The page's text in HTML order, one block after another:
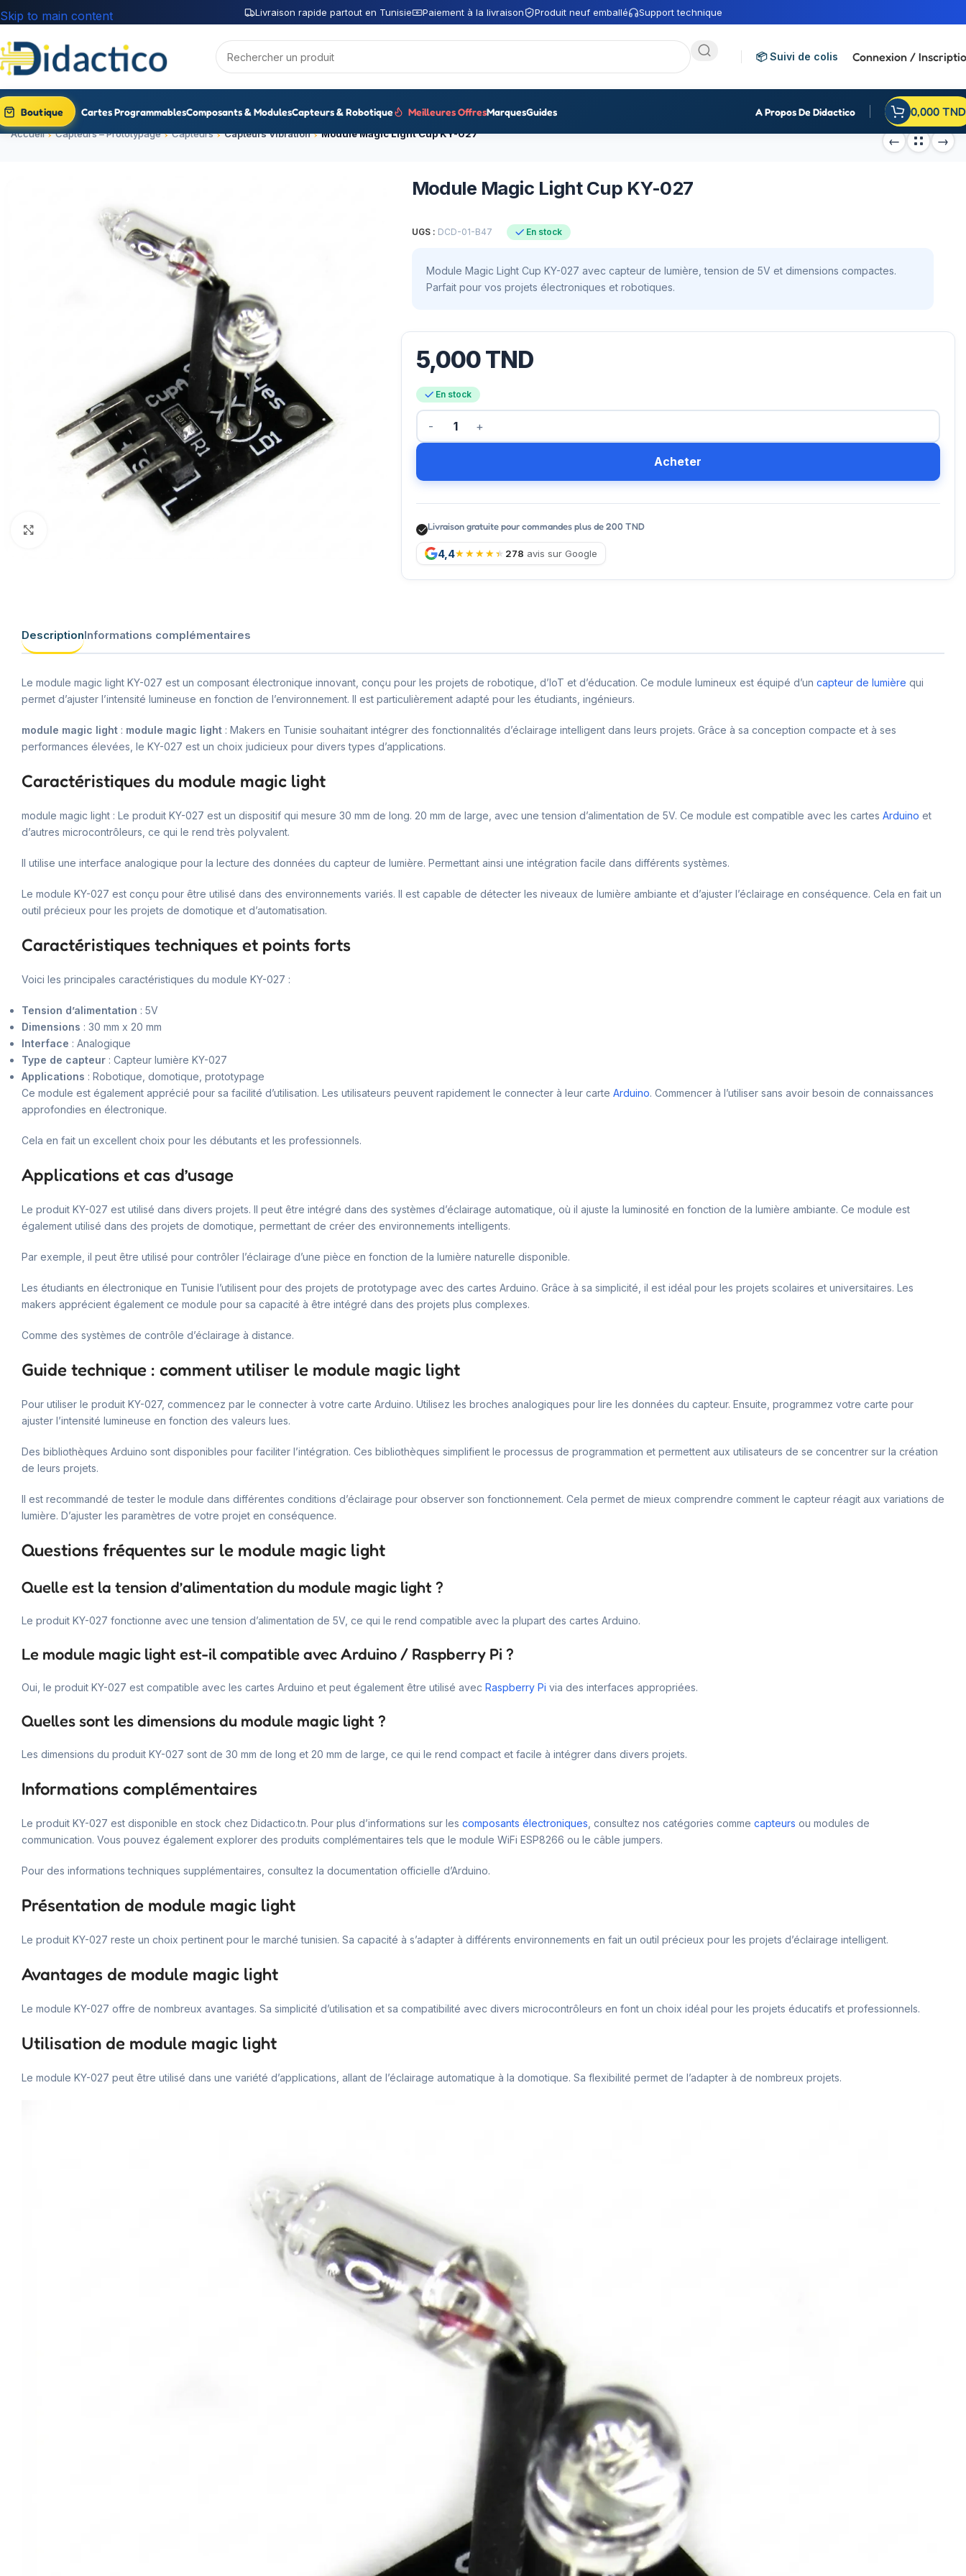
Livraison rapide partout en Tunisie Paiement à la livraison Produit neuf emballé Support technique
Skip to main content
📦 Suivi de colis Connexion /
Boutique Cartes ProgrammablesComposants & ModulesCapteurs & Robotique Meilleures OffresMarquesGuides A Propos De Didactico 0,000 TND
Accueil Capteurs – Prototypage Capteurs Capteurs Vibration Module Magic Light Cup KY-027
Module Magic Light Cup KY-027
UGS : DCD-01-B47 En stock
Module Magic Light Cup KY-027 avec capteur de lumière, tension de 5V et dimensions compactes.
Parfait pour vos projets électroniques et robotiques.
5,000TND
En stock
Acheter
Livraison gratuite pour commandes plus de 200 TND
4,4 278 avis sur Google
DescriptionInformations complémentaires
Le module magic light KY-027 est un composant électronique innovant, conçu pour les projets de robotique, d’IoT et d’éducation. Ce module lumineux est équipé d’un capteur de lumière qui
permet d’ajuster l’intensité lumineuse en fonction de l’environnement. Il est particulièrement adapté pour les étudiants, ingénieurs.
module magic light : module magic light : Makers en Tunisie souhaitant intégrer des fonctionnalités d’éclairage intelligent dans leurs projets. Grâce à sa conception compacte et à ses
performances élevées, le KY-027 est un choix judicieux pour divers types d’applications.
Caractéristiques du module magic light
module magic light : Le produit KY-027 est un dispositif qui mesure 30 mm de long. 20 mm de large, avec une tension d’alimentation de 5V. Ce module est compatible avec les cartes Arduino et
d’autres microcontrôleurs, ce qui le rend très polyvalent.
Il utilise une interface analogique pour la lecture des données du capteur de lumière. Permettant ainsi une intégration facile dans différents systèmes.
Le module KY-027 est conçu pour être utilisé dans des environnements variés. Il est capable de détecter les niveaux de lumière ambiante et d’ajuster l’éclairage en conséquence. Cela en fait un
outil précieux pour les projets de domotique et d’automatisation.
Caractéristiques techniques et points forts
Voici les principales caractéristiques du module KY-027 :
Tension d’alimentation : 5V
Dimensions : 30 mm x 20 mm
Interface : Analogique
Type de capteur : Capteur lumière KY-027
Applications : Robotique, domotique, prototypage
Ce module est également apprécié pour sa facilité d’utilisation. Les utilisateurs peuvent rapidement le connecter à leur carte Arduino. Commencer à l’utiliser sans avoir besoin de connaissances
approfondies en électronique.
Cela en fait un excellent choix pour les débutants et les professionnels.
Applications et cas d’usage
Le produit KY-027 est utilisé dans divers projets. Il peut être intégré dans des systèmes d’éclairage automatique, où il ajuste la luminosité en fonction de la lumière ambiante. Ce module est
également utilisé dans des projets de domotique, permettant de créer des environnements intelligents.
Par exemple, il peut être utilisé pour contrôler l’éclairage d’une pièce en fonction de la lumière naturelle disponible.
Les étudiants en électronique en Tunisie l’utilisent pour des projets de prototypage avec des cartes Arduino. Grâce à sa simplicité, il est idéal pour les projets scolaires et universitaires. Les
makers apprécient également ce module pour sa capacité à être intégré dans des projets plus complexes.
Comme des systèmes de contrôle d’éclairage à distance.
Guide technique : comment utiliser le module magic light
Pour utiliser le produit KY-027, commencez par le connecter à votre carte Arduino. Utilisez les broches analogiques pour lire les données du capteur. Ensuite, programmez votre carte pour
ajuster l’intensité lumineuse en fonction des valeurs lues.
Des bibliothèques Arduino sont disponibles pour faciliter l’intégration. Ces bibliothèques simplifient le processus de programmation et permettent aux utilisateurs de se concentrer sur la création
de leurs projets.
Il est recommandé de tester le module dans différentes conditions d’éclairage pour observer son fonctionnement. Cela permet de mieux comprendre comment le capteur réagit aux variations de
lumière. D’ajuster les paramètres de votre projet en conséquence.
Questions fréquentes sur le module magic light
Quelle est la tension d’alimentation du module magic light ?
Le produit KY-027 fonctionne avec une tension d’alimentation de 5V, ce qui le rend compatible avec la plupart des cartes Arduino.
Le module magic light est-il compatible avec Arduino / Raspberry Pi ?
Oui, le produit KY-027 est compatible avec les cartes Arduino et peut également être utilisé avec Raspberry Pi via des interfaces appropriées.
Quelles sont les dimensions du module magic light ?
Les dimensions du produit KY-027 sont de 30 mm de long et 20 mm de large, ce qui le rend compact et facile à intégrer dans divers projets.
Informations complémentaires
Le produit KY-027 est disponible en stock chez Didactico.tn. Pour plus d’informations sur les composants électroniques , consultez nos catégories comme capteurs ou modules de
communication. Vous pouvez également explorer des produits complémentaires tels que le module WiFi ESP8266 ou le câble jumpers.
Pour des informations techniques supplémentaires, consultez la documentation officielle d’Arduino.
Présentation de module magic light
Le produit KY-027 reste un choix pertinent pour le marché tunisien. Sa capacité à s’adapter à différents environnements en fait un outil précieux pour les projets d’éclairage intelligent.
Avantages de module magic light
Le module KY-027 offre de nombreux avantages. Sa simplicité d’utilisation et sa compatibilité avec divers microcontrôleurs en font un choix idéal pour les projets éducatifs et professionnels.
Utilisation de module magic light
Le module KY-027 peut être utilisé dans une variété d’applications, allant de l’éclairage automatique à la domotique. Sa flexibilité permet de l’adapter à de nombreux projets.